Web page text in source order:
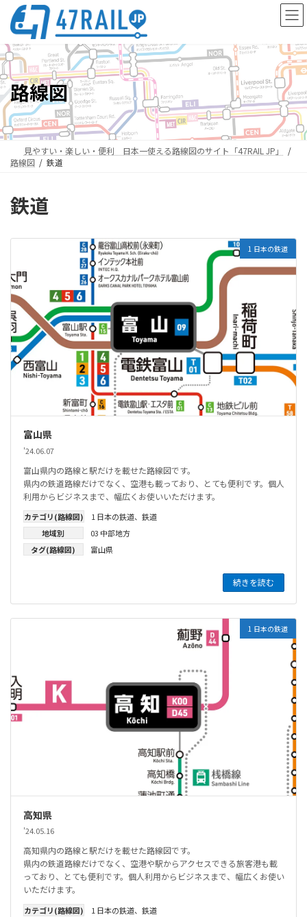
ン
ツ
へ
ス
キ
ッ
プ
ー
シ
ョ
ン
に
移
動
路線図
見やすい・楽しい・便利 日本一使える路線図のサイト「47RAIL JP」
路線図
鉄道
鉄道
1 日本の鉄道
富山県
'24.06.07
富山県内の路線と駅だけを載せた路線図です。
県内の鉄道路線だけでなく、空港も載っており、とても便利です。個人
利用からビジネスまで、幅広くお使いいただけます。
カテゴリ(路線図) 1 日本の鉄道、 鉄道
地域別
03 中部地方
タグ(路線図)
富山県
続きを読む
1 日本の鉄道
高知県
'24.05.16
高知県内の路線と駅だけを載せた路線図です。
県内の鉄道路線だけでなく、空港や駅からアクセスできる旅客港も載
っており、とても便利です。個人利用からビジネスまで、幅広くお使い
いただけます。
カテゴリ(路線図) 1 日本の鉄道、 鉄道